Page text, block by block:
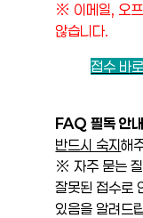
※ 이메일, 오프
않습니다.
접수 바
FAQ 필독 안내
반드시 숙지해
※ 자주 묻는 질
잘못된 접수로
있음을 알려드